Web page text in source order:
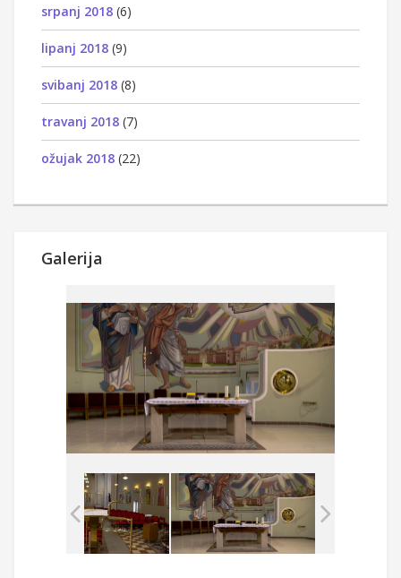
srpanj 2018 (6)
lipanj 2018 (9)
svibanj 2018 (8)
travanj 2018 (7)
ožujak 2018 (22)
Galerija